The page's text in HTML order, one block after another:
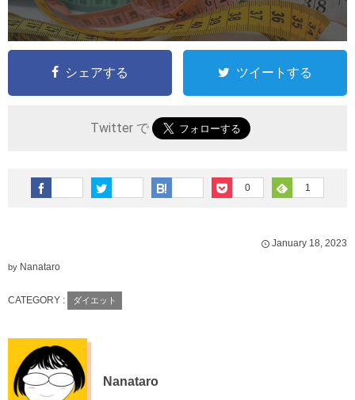
シェアする ツイートする
Twitter で
0 1
January 18, 2023
by Nanataro
CATEGORY : ダイエット
Nanataro